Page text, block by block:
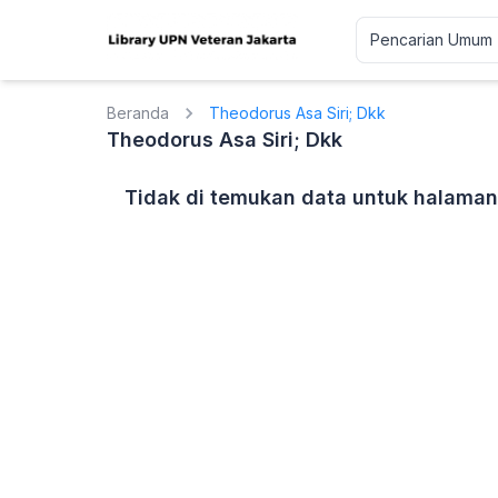
Beranda Theodorus Asa Siri; Dkk
Theodorus Asa Siri; Dkk
Tidak di temukan data untuk